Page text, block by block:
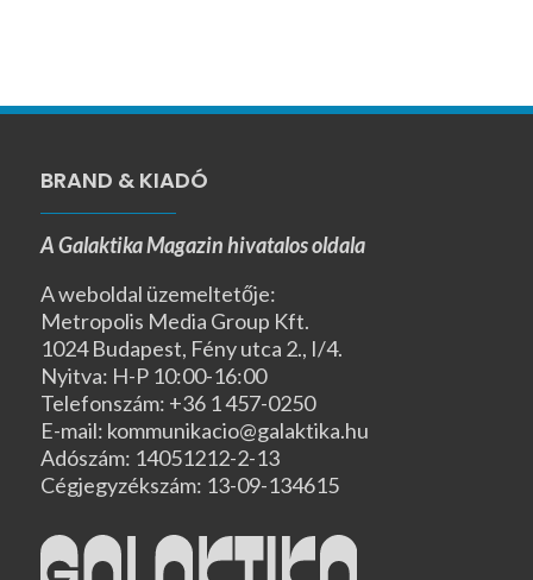
BRAND & KIADÓ
A Galaktika Magazin hivatalos oldala
A weboldal üzemeltetője:
Metropolis Media Group Kft.
1024 Budapest, Fény utca 2., I/4.
Nyitva: H-P 10:00-16:00
Telefonszám: +36 1 457-0250
E-mail: kommunikacio@galaktika.hu
Adószám: 14051212-2-13
Cégjegyzékszám: 13-09-134615